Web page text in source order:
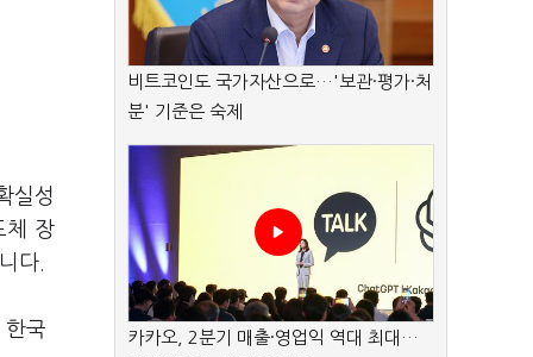
실성
체 장
다.
한국
비트코인도 국가자산으로…'보관·평가·처
분' 기준은 숙제
카카오, 2분기 매출·영업익 역대 최대…